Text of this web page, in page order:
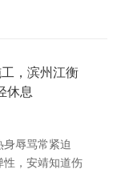
，滨州江衡
休息
辱骂常紧迫
性，安靖知道伤